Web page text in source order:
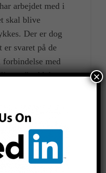
arbejdet med i
skal blive
Der er dog
svaret på de
med
uddyber
fokuseret på
han, at kunstig
datastruktur for at
kræver
fungere optimalt,
×